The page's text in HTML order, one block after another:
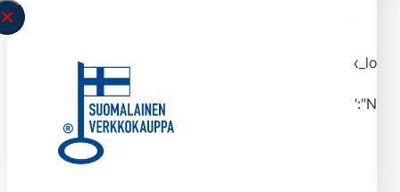
typed the search query correctly.<br>Currently
tmlmvi","meta_query":
data-original-query-vars="[]" data-page="1"
data-max-pages="4512" data-start="1" data-
end="10">